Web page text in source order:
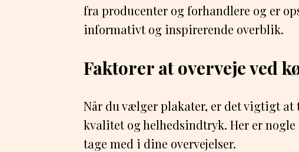
fra producenter og forhandlere og er
informativt og inspirerende overblik.
Faktorer at overveje ved
Når du vælger plakater, er det vigtigt at
kvalitet og helhedsindtryk. Her er
tage med i dine overvejelser.